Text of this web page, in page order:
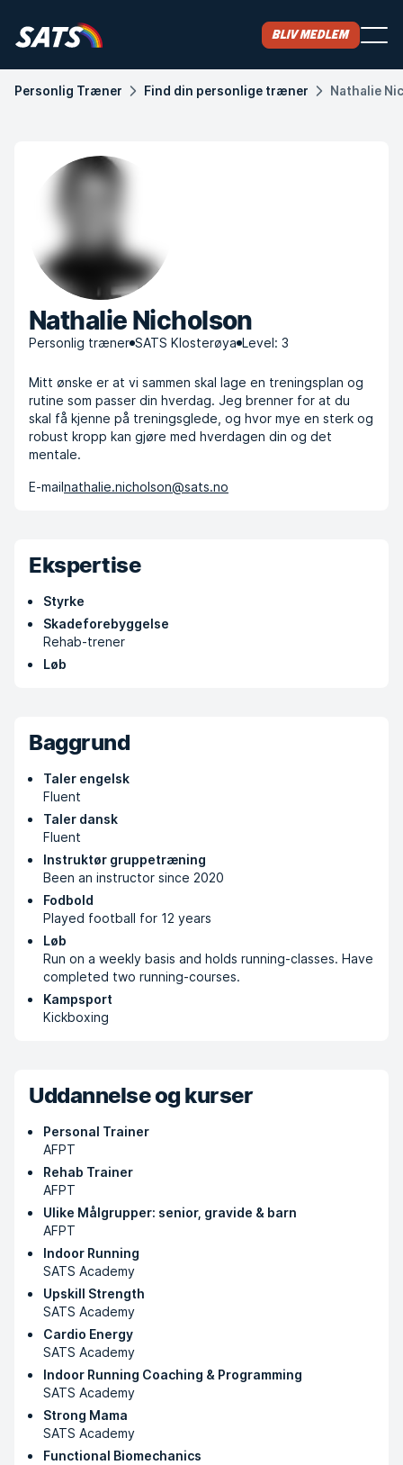
Bliv medlem
Personlig Træner Find din personlige træner Nathalie
Nathalie Nicholson
Personlig træner SATS Klosterøya Level: 3
Mitt ønske er at vi sammen skal lage en treningsplan og
rutine som passer din hverdag. Jeg brenner for at du
skal få kjenne på treningsglede, og hvor mye en sterk og
robust kropp kan gjøre med hverdagen din og det
mentale.
E-mailnathalie.nicholson@sats.no
Ekspertise
Styrke
Skadeforebyggelse
Rehab-trener
Løb
Baggrund
Taler engelsk
Fluent
Taler dansk
Fluent
Instruktør gruppetræning
Been an instructor since 2020
Fodbold
Played football for 12 years
Løb
Run on a weekly basis and holds running-classes. Have
completed two running-courses.
Kampsport
Kickboxing
Uddannelse og kurser
Personal Trainer
AFPT
Rehab Trainer
AFPT
Ulike Målgrupper: senior, gravide & barn
AFPT
Indoor Running
SATS Academy
Upskill Strength
SATS Academy
Cardio Energy
SATS Academy
Indoor Running Coaching & Programming
SATS Academy
Strong Mama
SATS Academy
Functional Biomechanics